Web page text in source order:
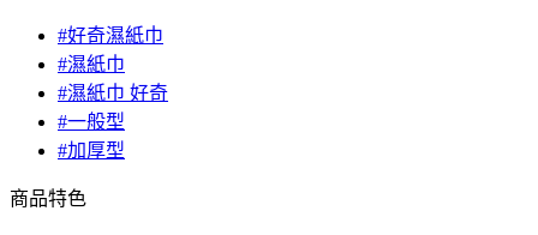
#好奇濕紙巾
#濕紙巾
#濕紙巾 好奇
#一般型
#加厚型
商品特色